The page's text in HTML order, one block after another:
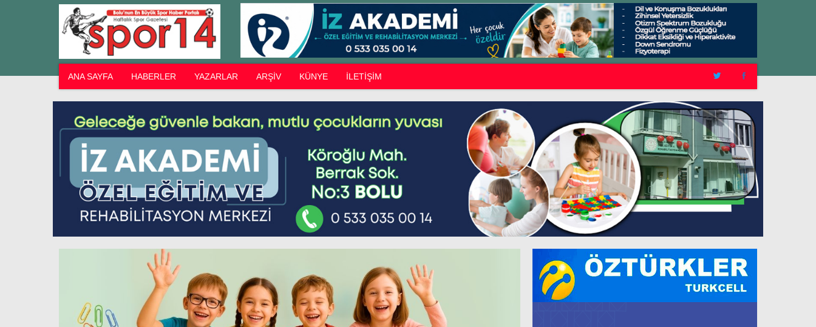
ANA SAYFA HABERLER YAZARLAR ARŞİV KÜNYE İLETİŞİM